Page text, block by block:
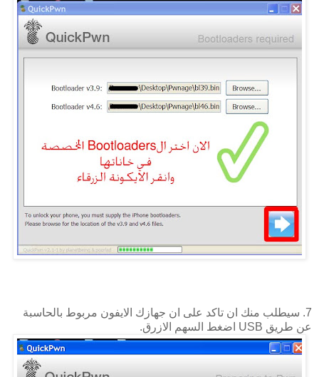
7. سيطلب منك ان تاكد على ان جهازك الايفون مربوط بالحاسبة
عن طريق USB اضغط السهم الازرق.